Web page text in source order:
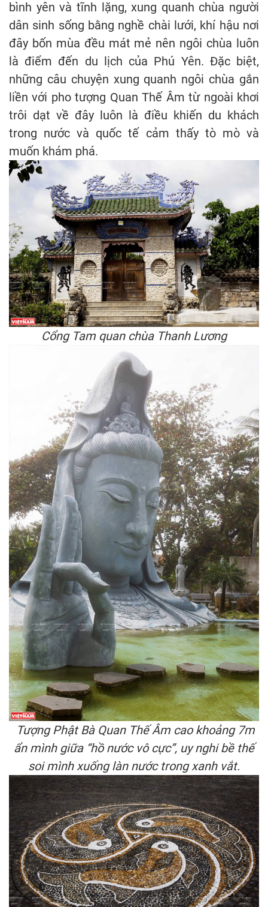
bình yên và tĩnh lặng, xung quanh chùa người
dân sinh sống bằng nghề chài lưới, khí hậu nơi
đây bốn mùa đều mát mẻ nên ngôi chùa luôn
là điểm đến du lịch của Phú Yên. Đặc biệt,
những câu chuyện xung quanh ngôi chùa gắn
liền với pho tượng Quan Thế Âm từ ngoài khơi
trôi dạt về đây luôn là điều khiến du khách
trong nước và quốc tế cảm thấy tò mò và
muốn khám phá.
Cổng Tam quan chùa Thanh Lương
Tượng Phật Bà Quan Thế Âm cao khoảng 7m
ẩn mình giữa “hồ nước vô cực”, uy nghi bề thế
soi mình xuống làn nước trong xanh vắt.